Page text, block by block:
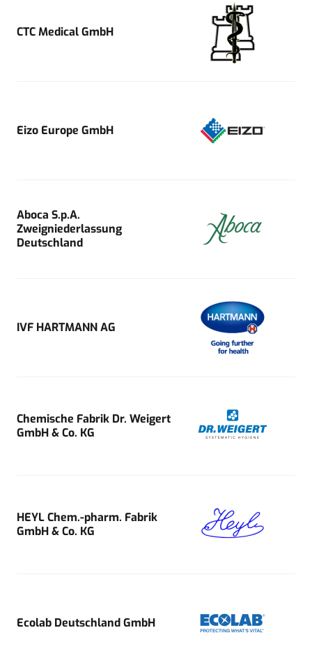
CTC Medical GmbH
Eizo Europe GmbH
Aboca S.p.A.
Zweigniederlassung
Deutschland
IVF HARTMANN AG
Chemische Fabrik Dr. Weigert
GmbH & Co. KG
HEYL Chem.-pharm. Fabrik
GmbH & Co. KG
Ecolab Deutschland GmbH